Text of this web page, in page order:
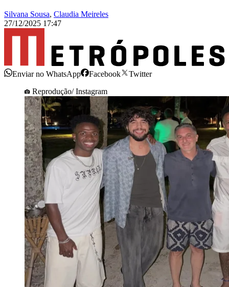
Silvana Sousa, Claudia Meireles
27/12/2025 17:47
Enviar no WhatsApp Facebook
Twitter
Reprodução/ Instagram